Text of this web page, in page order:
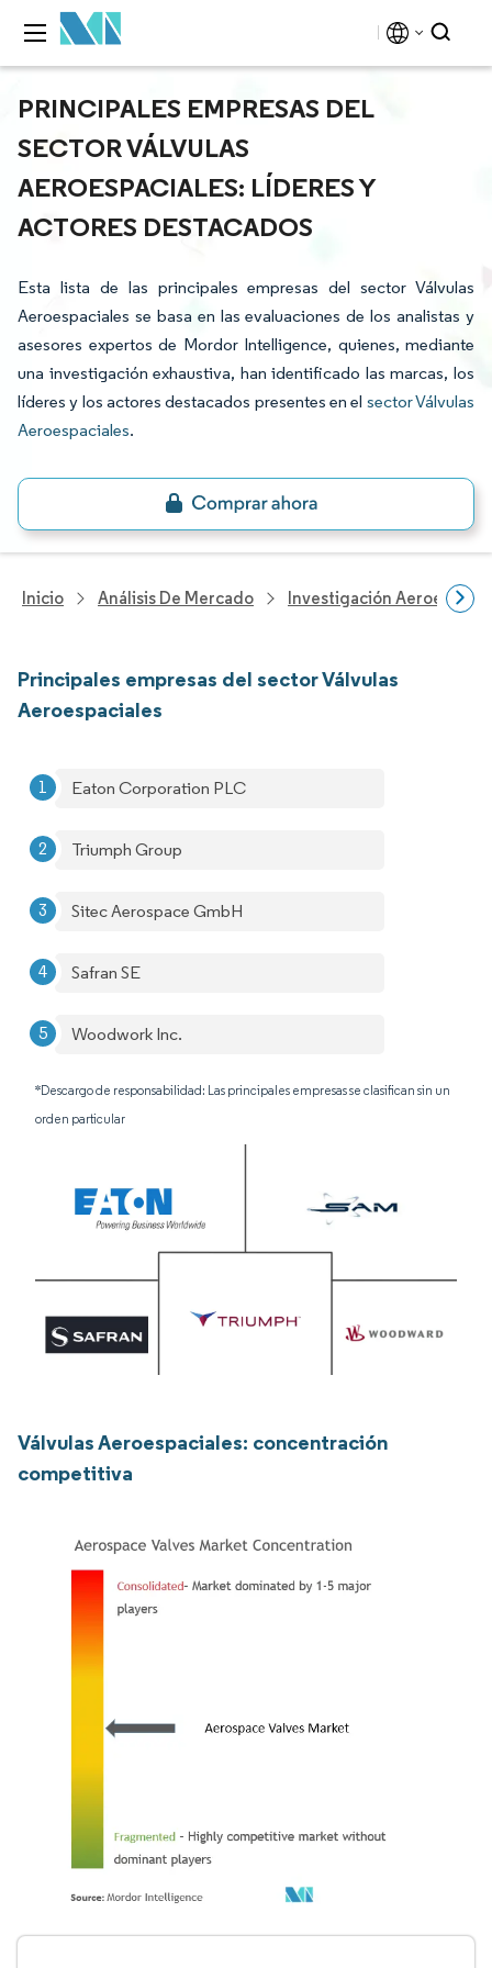
PRINCIPALES EMPRESAS DEL
SECTOR VÁLVULAS
AEROESPACIALES: LÍDERES Y
ACTORES DESTACADOS
Esta lista de las principales empresas del sector Válvulas
Aeroespaciales se basa en las evaluaciones de los analistas y
asesores expertos de Mordor Intelligence, quienes, mediante
una investigación exhaustiva, han identificado las marcas, los
líderes y los actores destacados presentes en el sector Válvulas
Aeroespaciales.
Inicio Análisis De Mercado Investigación
Principales empresas del sector Válvulas
Aeroespaciales
Eaton Corporation PLC
Triumph Group
Sitec Aerospace GmbH
Safran SE
Woodwork Inc.
*Descargo de responsabilidad: Las principales empresas se clasifican sin un
orden particular
Válvulas Aeroespaciales: concentración
competitiva